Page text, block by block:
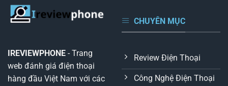
IREVIEWPHONE - Trang
web đánh giá điện thoại
hàng đầu Việt Nam với các
CHUYÊN MỤC
Review Điện Thoại
Công Nghệ Điện Thoại